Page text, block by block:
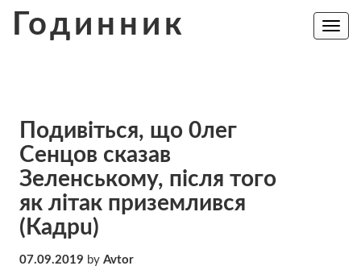
Годинник
Toggle
Подивіться, щo 0лeг
Cенцoв cкaзaв
Зeлeнcькoмy, після того
як літак приземлився
(Кaдрu)
07.09.2019 by Avtor